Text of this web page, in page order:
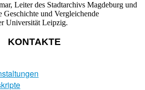
Leiter des Stadtarchivs Magdeburg und
Geschichte und Vergleichende
Universität Leipzig.
KONTAKTE